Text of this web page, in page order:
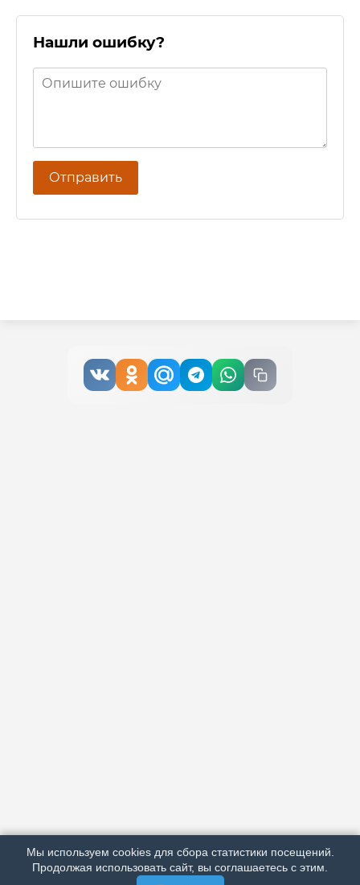
РЕКЛАМА У НАС
МЫ В СОЦСЕТЯХ
Нашли ошибку?
Отправить
Мы используем cookies для сбора статистики посещений.
Продолжая использовать сайт, вы соглашаетесь с этим.